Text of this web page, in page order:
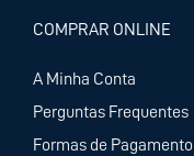
COMPRAR ONLINE
A Minha Conta
Perguntas Frequentes
Formas de Pagamento